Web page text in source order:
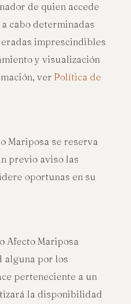
de quien accede
cabo determinadas
imprescindibles
y visualización
ver Política de
Mariposa se reserva
previo aviso las
oportunas en su
Afecto Mariposa
alguna por los
perteneciente a un
la disponibilidad